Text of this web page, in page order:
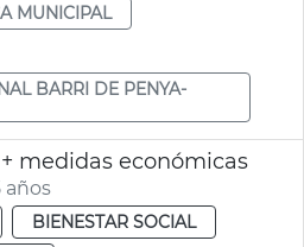
MUNICIPAL
BARRI DE PENYA-
medidas económicas
años
BIENESTAR SOCIAL